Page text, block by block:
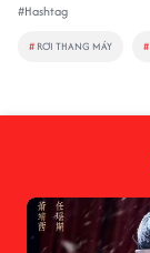
#Hashtag
# RƠI THANG MÁY #